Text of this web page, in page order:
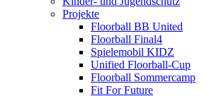
Projekte
Floorball BB United
Floorball Final4
Spielemobil KIDZ
Unified Floorball-Cup
Floorball Sommercamp
Fit For Future